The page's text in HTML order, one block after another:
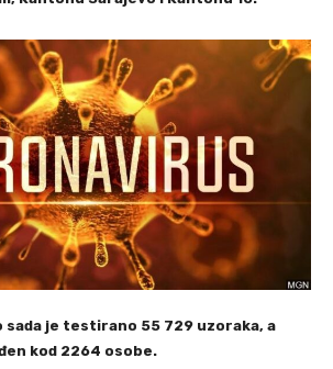
sada je testirano 55 729 uzoraka, a
kod 2264 osobe.